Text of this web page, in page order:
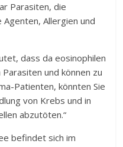
Parasiten, die
Allergien und
dass da eosinophilen
und können zu
Patienten, könnten Sie
von Krebs und in
abzutöten.“
befindet sich im